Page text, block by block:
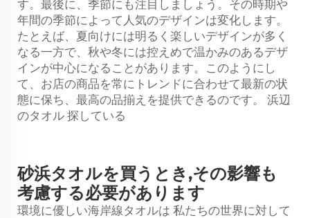
す。最後に、季節にも注目しましょう。その時期や
年間の季節によって人気のデザインは変化します。
たとえば、夏向けには明るく楽しいデザインが多く
なる一方で、秋や冬には控えめで温かみのあるデザ
インが中心になることがあります。このようにし
て、お店の商品を常にトレンドに合わせて最新の状
態に保ち、最高の品揃えを提供できるのです。 浜辺
のタオル 探している
砂浜タオルを買うとき,その影響も
考慮する必要があります
環境に優しい海岸線タオルは 私たちの世界に対して